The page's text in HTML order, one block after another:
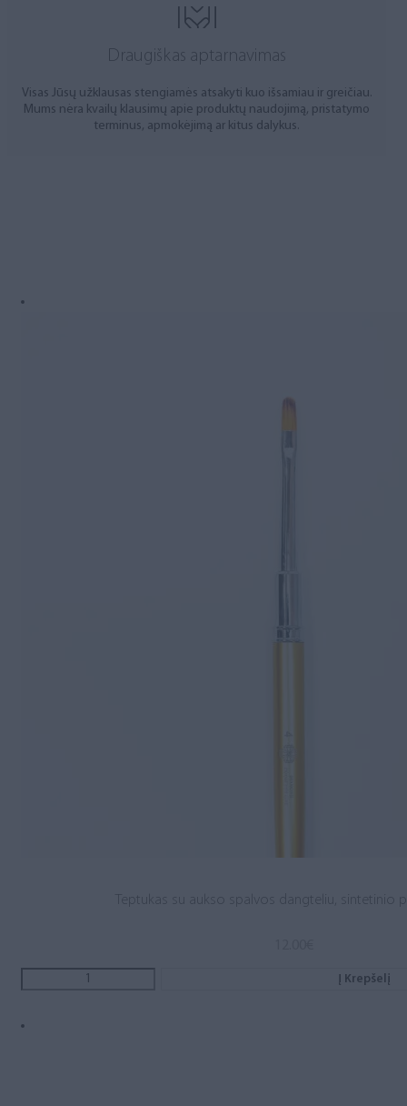
Draugiškas aptarnavimas
Visas Jūsų užklausas stengiamės atsakyti kuo išsamiau ir greičiau.
Mums nėra kvailų klausimų apie produktų naudojimą, pristatymo
terminus, apmokėjimą ar kitus dalykus.
Į Krepšelį